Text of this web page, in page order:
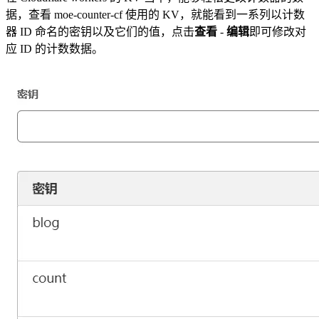
据，查看 moe-counter-cf 使用的 KV，就能看到一系列以计数
器 ID 命名的密钥以及它们的值，点击查看 - 编辑即可修改对
应 ID 的计数数据。